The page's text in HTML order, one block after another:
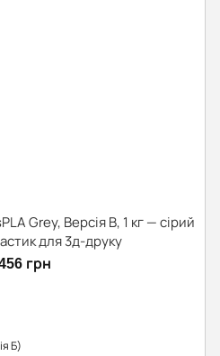
Grey, Версія B, 1 кг — сірий
для 3д-друку
грн
Б)